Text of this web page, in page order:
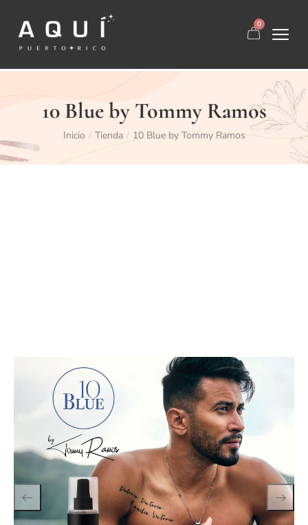
0
10 Blue by Tommy Ramos
Inicio / Tienda / 10 Blue by Tommy Ramos